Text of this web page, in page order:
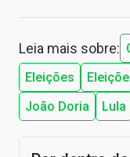
Leia mais sobre:
Eleições
João Doria
Lula